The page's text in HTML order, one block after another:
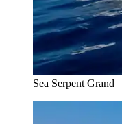
Sea Serpent Grand